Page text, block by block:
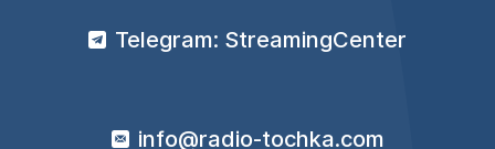
Telegram: StreamingCenter
info@radio-tochka.com